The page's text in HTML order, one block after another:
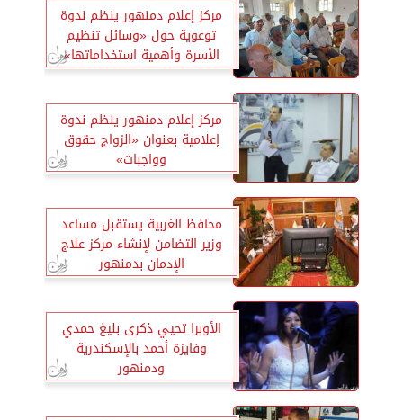
مركز إعلام دمنهور ينظم ندوة
توعوية حول «وسائل تنظيم
الأسرة وأهمية استخداماتها»
مركز إعلام دمنهور ينظم ندوة
إعلامية بعنوان «الزواج حقوق
وواجبات»
محافظ الغربية يستقبل مساعد
وزير التضامن لإنشاء مركز علاج
الإدمان بدمنهور
الأوبرا تحيي ذكرى بليغ حمدي
وفايزة أحمد بالإسكندرية
ودمنهور